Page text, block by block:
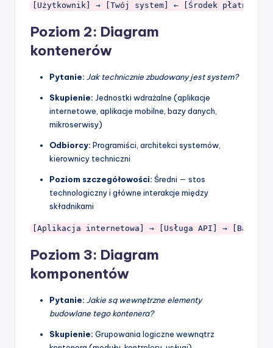
[Użytkownik] → [Twój system] ← [Środek
Poziom 2: Diagram
kontenerów
Pytanie: Jak technicznie zbudowany jest system?
Skupienie: Jednostki wdrażalne (aplikacje
internetowe, aplikacje mobilne, bazy danych,
mikroserwisy)
Odbiorcy: Programiści, architekci systemów,
kierownicy techniczni
Poziom szczegółowości: Średni — stos
technologiczny i główne interakcje między
składnikami
[Aplikacja internetowa] → [Usługa API] →
Poziom 3: Diagram
komponentów
Pytanie: Jakie są wewnętrzne elementy
budowlane tego kontenera?
Skupienie: Grupowania logiczne wewnątrz